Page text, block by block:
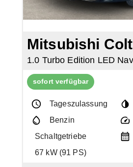
Mitsubishi Colt
sofort verfügbar
Tageszulassung
Benzin
Schaltgetriebe
67 kW (91 PS)